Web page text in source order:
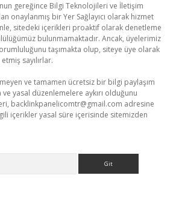
gereğince Bilgi Teknolojileri ve İletişim
onaylanmış bir Yer Sağlayıcı olarak hizmet
sitedeki içerikleri proaktif olarak denetleme
bulunmamaktadır. Ancak, üyelerimiz
taşımakta olup, siteye üye olarak
sayılırlar.
ve tamamen ücretsiz bir bilgi paylaşım
yasal düzenlemelere aykırı olduğunu
backlinkpanelicomtr@gmail.com adresine
içerikler yasal süre içerisinde sitemizden